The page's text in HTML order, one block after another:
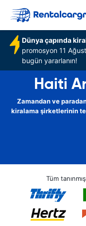
Dünya çapında
promosyon 11
bugün yararlanın!
Haiti
Zamandan ve
kiralama şirketlerinin
Tüm